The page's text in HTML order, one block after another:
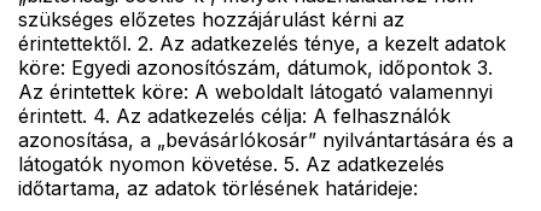
szükséges előzetes hozzájárulást kérni az
érintettektől. 2. Az adatkezelés ténye, a kezelt adatok
köre: Egyedi azonosítószám, dátumok, időpontok 3.
Az érintettek köre: A weboldalt látogató valamennyi
érintett. 4. Az adatkezelés célja: A felhasználók
azonosítása, a „bevásárlókosár” nyilvántartására és a
látogatók nyomon követése. 5. Az adatkezelés
időtartama, az adatok törlésének határideje: